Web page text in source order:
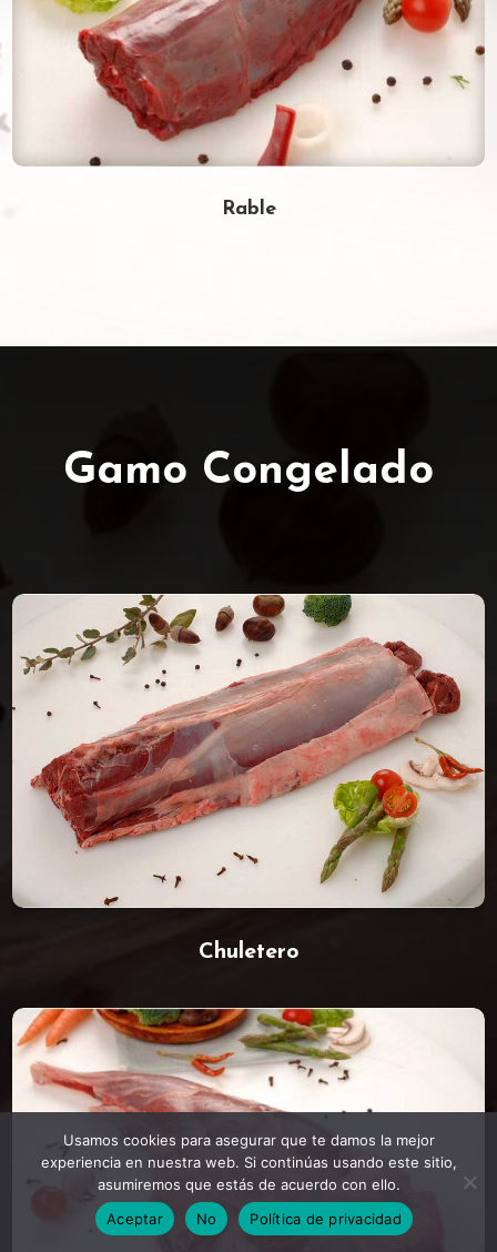
Rable
Gamo Congelado
Chuletero
Usamos cookies para asegurar que te damos la mejor
experiencia en nuestra web. Si continúas usando este sitio,
asumiremos que estás de acuerdo con ello.
Aceptar
No Política de privacidad